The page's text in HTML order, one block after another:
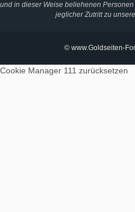
und in dieser Weise beliehenen
jeglicher Zutritt zu
© www.Goldseiten-
Cookie Manager 111 zurücksetzen